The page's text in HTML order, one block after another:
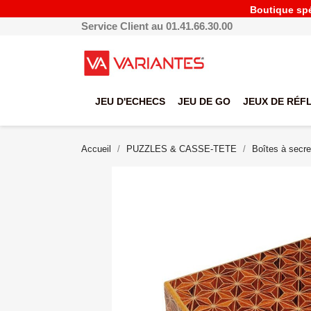
Boutique
Service Client au 01.41.66.30.00
JEU D'ECHECS JEU DE GO JEUX DE
Accueil PUZZLES & CASSE-TETE Boîtes à